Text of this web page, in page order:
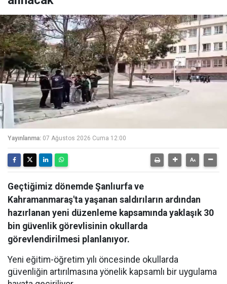
Yayınlanma: 07 Ağustos 2026 Cuma 12:00
Geçtiğimiz dönemde Şanlıurfa ve
Kahramanmaraş'ta yaşanan saldırıların ardından
hazırlanan yeni düzenleme kapsamında yaklaşık 30
bin güvenlik görevlisinin okullarda
görevlendirilmesi planlanıyor.
Yeni eğitim-öğretim yılı öncesinde okullarda
güvenliğin artırılmasına yönelik kapsamlı bir uygulama